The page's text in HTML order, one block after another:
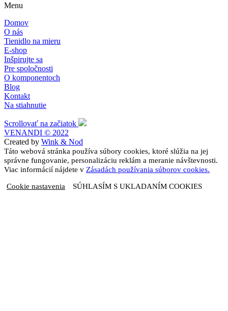
Menu
Domov
O nás
Tienidlo na mieru
E-shop
Inšpirujte sa
Pre spoločnosti
O komponentoch
Blog
Kontakt
Na stiahnutie
Scrollovať na začiatok
VENANDI © 2022
Created by Wink & Nod
Táto webová stránka používa súbory cookies, ktoré slúžia na jej
správne fungovanie, personalizáciu reklám a meranie návštevnosti.
Viac informácií nájdete v Zásadách používania súborov cookies.
Cookie nastavenia SÚHLASÍM S UKLADANÍM COOKIES